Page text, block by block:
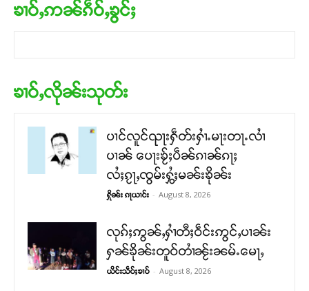
ၶၢဝ်ႇဢၼ်ၵဵဝ်ႇၶွင်ႈ
ၶၢဝ်ႇလိုၼ်းသုတ်း
ပၢင်လူင်ၺႃးႁဵတ်းႁၢႆႉမႃးတႃႉလၢႆ
ပၢၼ် ​​ပေႃးၶႂ်ႈပဵၼ်ၵၢၼ်ၵႃႈ
လႆႈၵႂႃႇၸွမ်းႁွႆႈမၼ်းၶိုၼ်း
ႁိုၼ်း ၵႃယၢင်း - August 8, 2026
လုၵ်ႈဢွၼ်ႇႁၢႆတီႈဝဵင်းဢွင်ႇပၢၼ်း
ႁၼ်ၶိုၼ်းတူဝ်တၢႆၼႂ်းၼမ်ႉမေႃႇ
ယိင်းသဵဝ်ႈၶၢဝ် - August 8, 2026